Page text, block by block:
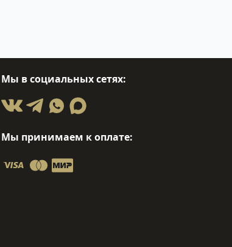
Мы в социальных сетях:
Мы принимаем к оплате: